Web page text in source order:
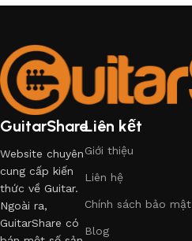
GuitarShare
Website chuyên
cung cấp kiến
thức về Guitar.
Ngoài ra,
GuitarShare có
Liên kết
Giới thiệu
Liên hệ
Chính sách bảo mật
Blog